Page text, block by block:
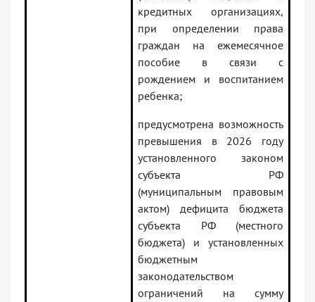
кредитных организациях,
при определении права
граждан на ежемесячное
пособие в связи с
рождением и воспитанием
ребенка;
предусмотрена возможность
превышения в 2026 году
установленного законом
субъекта РФ
(муниципальным правовым
актом) дефицита бюджета
субъекта РФ (местного
бюджета) и установленных
бюджетным
законодательством
ограничений на сумму